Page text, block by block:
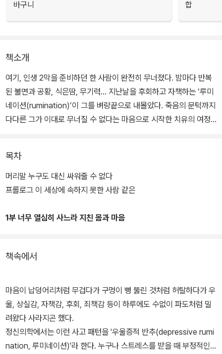
바구니
합
책소개
여기, 인생 2막을 준비하던 한 사람이 완전히 무너졌다. 밤마다 반복
된 불면과 공황, 식은땀, 무기력… 지난날을 후회하고 자책하는 ‘루미
네이션(rumination)’이 그를 벼랑끝으로 내몰았다. 죽음의 문턱까지
다다른 그가 이대로 무너질 수 없다는 마음으로 시작한 치유의 여정.
목차
머리말 누구도 대신 싸워줄 수 없다
프롤로그 이 세상에 속하지 못한 사람 같은
1부 너무 열심히 사느라 지친 몸과 마음
책속에서
마음이 납덩어리처럼 무겁다가 구멍이 뻥 뚫린 것처럼 허탈하다가 우
울, 상실감, 자책감, 후회, 죄책감 등이 하루에도 수없이 파도처럼 밀
려왔다 사라지곤 했다.
정신의학에서는 이런 사고 패턴을 '우울증적 반추(depressive rumi
nation, 루미네이션)'라 한다. 누구나 스트레스를 받을 때 부정적인